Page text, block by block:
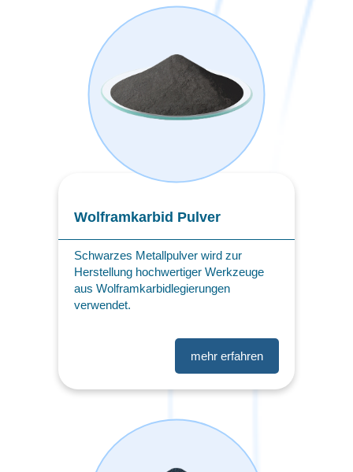
Wolframkarbid Pulver
Schwarzes Metallpulver wird zur
Herstellung hochwertiger Werkzeuge
aus Wolframkarbidlegierungen
verwendet.